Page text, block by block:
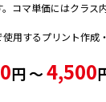
コマ単価にはクラス
用するプリント作成
に求人を探している皆
たら、お気軽へお問い
円 〜4,500